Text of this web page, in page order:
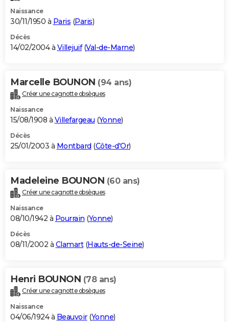
Naissance
30/11/1950 à Paris (Paris)
Décès
14/02/2004 à Villejuif(Val-de-Marne)
Marcelle BOUNON (94 ans)
Créer une cagnotte obsèques
Naissance
15/08/1908 à Villefargeau (Yonne)
Décès
25/01/2003 à Montbard (Côte-d'Or)
Madeleine BOUNON (60 ans)
Créer une cagnotte obsèques
Naissance
08/10/1942 à Pourrain (Yonne)
Décès
08/11/2002 à Clamart(Hauts-de-Seine)
Henri BOUNON (78 ans)
Créer une cagnotte obsèques
Naissance
04/06/1924 à Beauvoir(Yonne)